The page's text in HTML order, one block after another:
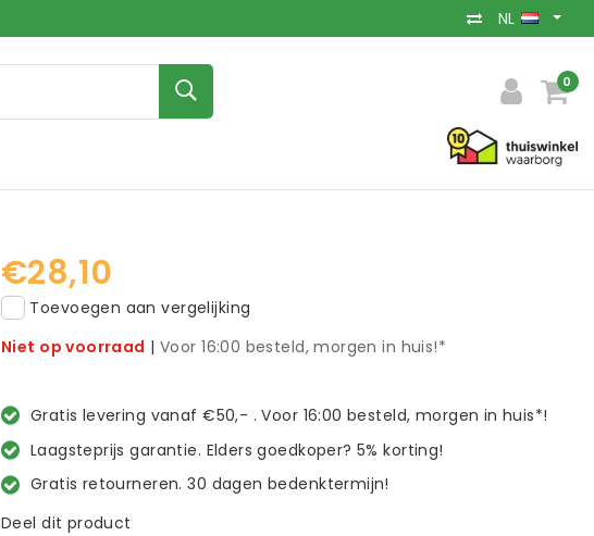
NL
0
€28,10
Toevoegen aan vergelijking
Niet op voorraad | Voor 16:00 besteld, morgen in huis!*
Gratis levering vanaf €50,- . Voor 16:00 besteld, morgen in huis*!
Laagsteprijs garantie. Elders goedkoper? 5% korting!
Gratis retourneren. 30 dagen bedenktermijn!
Deel dit product